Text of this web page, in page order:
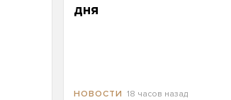
дня
НОВОСТИ 18 часов назад